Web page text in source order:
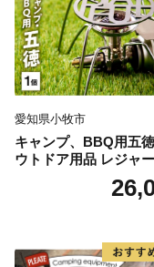
愛知県小牧市
キャンプ、BBQ用五
ウトドア用品 レジャ
ンプ バーベキュー